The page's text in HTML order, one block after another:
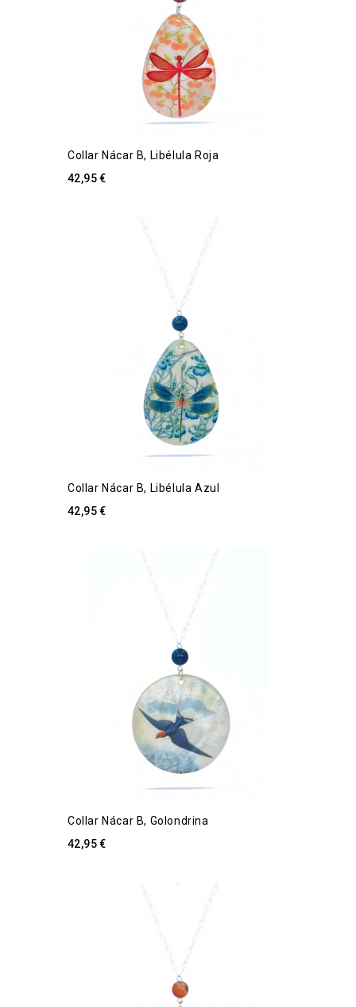
Collar Nácar B, Libélula Roja
42,95 €
Collar Nácar B, Libélula Azul
42,95 €
Collar Nácar B, Golondrina
42,95 €